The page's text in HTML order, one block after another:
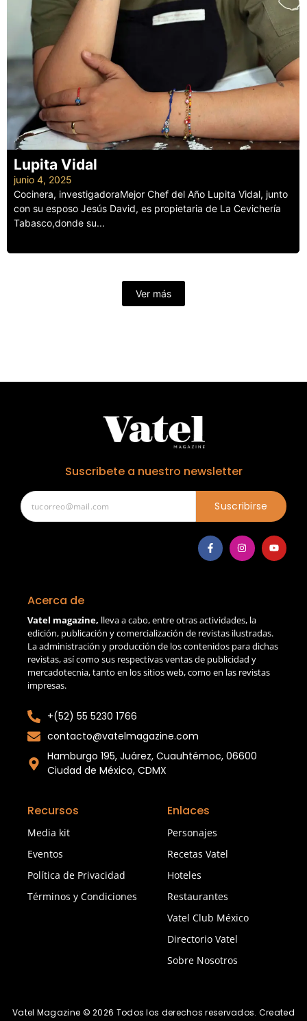
Lupita Vidal
junio 4, 2025
Cocinera, investigadoraMejor Chef del Año Lupita Vidal, junto
con su esposo Jesús David, es propietaria de La Cevichería
Tabasco,donde su...
Ver más
Suscribete a nuestro newsletter
Suscribirse
Acerca de
Vatel magazine, lleva a cabo, entre otras actividades, la
edición, publicación y comercialización de revistas ilustradas.
La administración y producción de los contenidos para dichas
revistas, así como sus respectivas ventas de publicidad y
mercadotecnia, tanto en los sitios web, como en las revistas
impresas.
+(52) 55 5230 1766
contacto@vatelmagazine.com
Hamburgo 195, Juárez, Cuauhtémoc, 06600
Ciudad de México, CDMX
Recursos
Media kit
Eventos
Política de Privacidad
Términos y Condiciones
Enlaces
Personajes
Recetas Vatel
Hoteles
Restaurantes
Vatel Club México
Directorio Vatel
Sobre Nosotros
Vatel Magazine © 2026 Todos los derechos reservados. Created